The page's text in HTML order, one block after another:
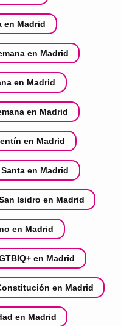
en Madrid
en Madrid
en Madrid
en Madrid
en Madrid
en Madrid
Isidro en Madrid
en Madrid
en Madrid
en Madrid
en Madrid